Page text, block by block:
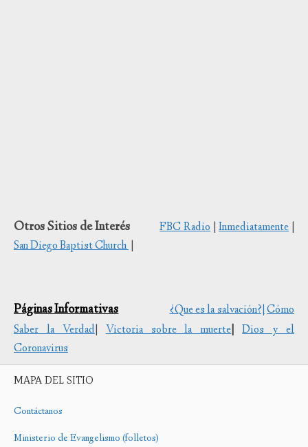
Otros Sitios de Interés FBC Radio|Inmediatamente
San Diego Baptist Church
Páginas Informativas ¿Que es la salvación?|Cómo
Saber la Verdad|Victoria sobre la muerte|
Dios y el
Coronavirus
MAPA DEL SITIO
Contáctanos
Ministerio de Evangelismo (folletos)